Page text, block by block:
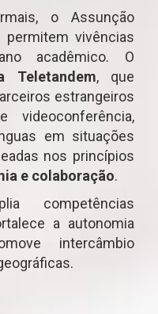
o Assunção
permitem vivências
acadêmico. O
Teletandem, que
estrangeiros
em situações
nos princípios
e colaboração.
competências
a autonomia
intercâmbio